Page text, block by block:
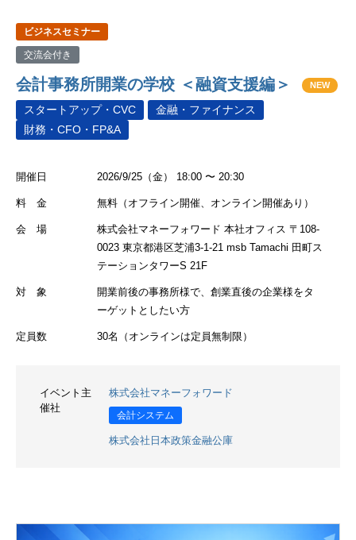
ビジネスセミナー
交流会付き
会計事務所開業の学校 ＜融資支援編＞ NEW
スタートアップ・CVC
金融・ファイナンス
財務・CFO・FP&A
開催日 2026/9/25（金） 18:00 〜 20:30
料 金 無料（オフライン開催、オンライン開催あり）
会 場
株式会社マネーフォワード 本社オフィス 〒108-
0023 東京都港区芝浦3-1-21 msb Tamachi 田町ス
テーションタワーS 21F
対 象
開業前後の事務所様で、創業直後の企業様をタ
ーゲットとしたい方
定員数 30名（オンラインは定員無制限）
イベント主
催社
株式会社マネーフォワード
会計システム
株式会社日本政策金融公庫